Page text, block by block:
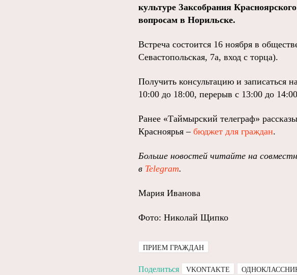
культуре Закcобрания
вопросам в Норильске.
Встреча состоится 16 ноября в
Севастопольская, 7а, вход с торца).
Получить консультацию и
10:00 до 18:00, перерыв с 13:00 до
Ранее «Таймырский телеграф»
Красноярья – бюджет для граждан.
Больше новостей читайте на
в Telegram.
Мария Иванова
Фото: Николай Щипко
ПРИЕМ ГРАЖДАН
Поделиться VKONTAKTE